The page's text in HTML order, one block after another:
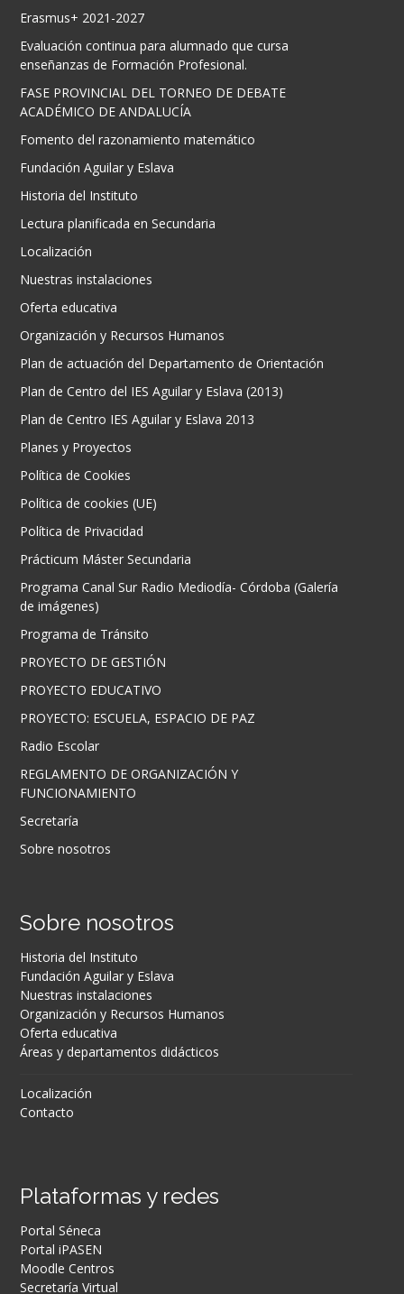
Erasmus+ 2021-2027
Evaluación continua para alumnado que cursa
enseñanzas de Formación Profesional.
FASE PROVINCIAL DEL TORNEO DE DEBATE
ACADÉMICO DE ANDALUCÍA
Fomento del razonamiento matemático
Fundación Aguilar y Eslava
Historia del Instituto
Lectura planificada en Secundaria
Localización
Nuestras instalaciones
Oferta educativa
Organización y Recursos Humanos
Plan de actuación del Departamento de Orientación
Plan de Centro del IES Aguilar y Eslava (2013)
Plan de Centro IES Aguilar y Eslava 2013
Planes y Proyectos
Política de Cookies
Política de cookies (UE)
Política de Privacidad
Prácticum Máster Secundaria
Programa Canal Sur Radio Mediodía- Córdoba (Galería
de imágenes)
Programa de Tránsito
PROYECTO DE GESTIÓN
PROYECTO EDUCATIVO
PROYECTO: ESCUELA, ESPACIO DE PAZ
Radio Escolar
REGLAMENTO DE ORGANIZACIÓN Y
FUNCIONAMIENTO
Secretaría
Sobre nosotros
Sobre nosotros
Historia del Instituto
Fundación Aguilar y Eslava
Nuestras instalaciones
Organización y Recursos Humanos
Oferta educativa
Áreas y departamentos didácticos
Localización
Contacto
Plataformas y redes
Portal Séneca
Portal iPASEN
Moodle Centros
Secretaría Virtual